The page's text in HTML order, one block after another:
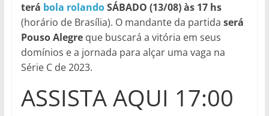
terá bola rolandoSÁBADO (13/08) às 17 hs
(horário de Brasília). O mandante da partida será
Pouso Alegre que buscará a vitória em seus
domínios e a jornada para alçar uma vaga na
Série C de 2023.
ASSISTA AQUI 17:00